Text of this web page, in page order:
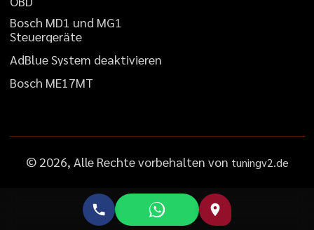
Bosch MD1 und MG1
Steuergeräte
AdBlueSystem deaktivieren
Bosch ME17MT
© 2026, Alle Rechte vorbehalten von tuningv2.de